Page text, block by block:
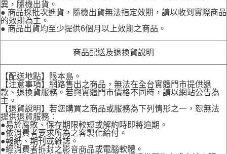
異，隨機出貨。
● 商品採批次進貨，隨機出貨無法指定效期，請以收到實際商品
的效期為主。
● 商品出貨均至少提供6個月以上效期之商品。
商品配送及退換貨說明
【配送地點】限本島。
【注意事項】網路售出之商品，無法在全台實體門市提供退
款、退換貨服務。若與實體門市價格不同時，請以網站公告為
主。
【退貨說明】若您購買之商品或服務為下列情形之一，恕無法
提供退貨服務：
●易於腐敗、保存期限較短或解約時即將逾期。
●依消費者要求所為之客製化給付。
●報紙、期刊或雜誌。
●經消費者拆封之影音商品或電腦軟體。